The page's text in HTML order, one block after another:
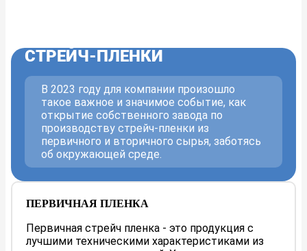
СТРЕЙЧ-ПЛЕНКИ
В 2023 году для компании произошло
такое важное и значимое событие, как
открытие собственного завода по
производству стрейч-пленки из
первичного и вторичного сырья, заботясь
об окружающей среде.
ПЕРВИЧНАЯ ПЛЕНКА
Первичная стрейч пленка - это продукция с
лучшими техническими характеристиками из